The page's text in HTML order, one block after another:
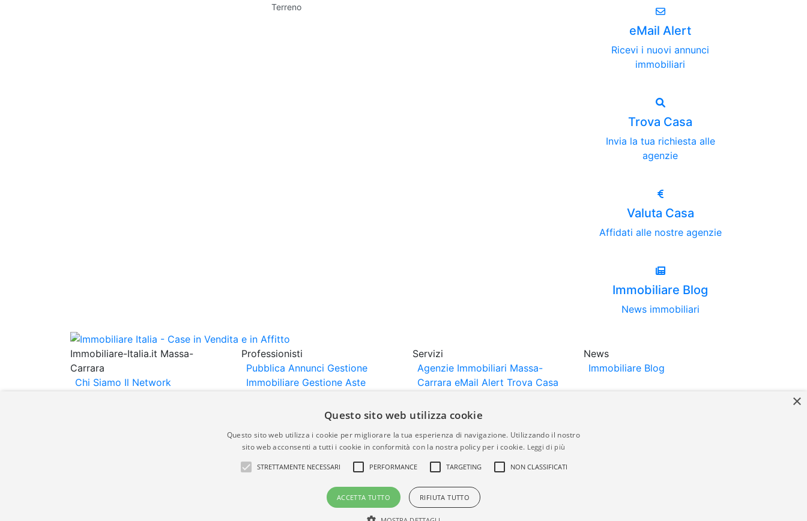
Terreno
eMail Alert
Ricevi i nuovi annunci
immobiliari
Trova Casa
Invia la tua richiesta alle
agenzie
Valuta Casa
Affidati alle nostre agenzie
Immobiliare Blog
News immobiliari
Immobiliare-Italia.it Massa-
Carrara
Chi Siamo Il Network
Professionisti
Pubblica Annunci Gestione
Immobiliare Gestione Aste
Importazione
Servizi
Agenzie Immobiliari Massa-
Carrara eMail Alert Trova Casa
News
Immobiliare Blog
Gli annunci immobiliari presenti su immobiliare-italia.it vengono pubblicati da agenzie immobiliari e costruttori. La pubblicazione degli annunci
italia.it quindi non è responsabile della veridicità, della correttezza, della completezza, della normativa in materia di privacy e/o di alcun altro
×
Questo sito web utilizza cookie
Questo sito web utilizza i cookie per migliorare la tua esperienza di navigazione. Utilizzando il nostro
sito web acconsenti a tutti i cookie in conformità con la nostra policy per i cookie. Leggi di più
STRETTAMENTE NECESSARI PERFORMANCE TARGETING NON CLASSIFICATI
ACCETTA TUTTO RIFIUTA TUTTO